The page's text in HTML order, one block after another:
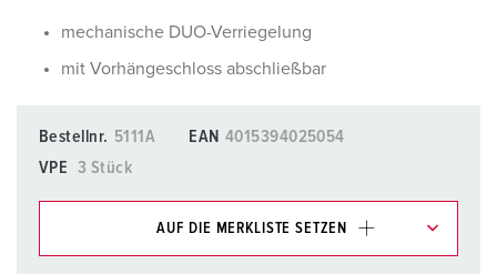
mechanische DUO-Verriegelung
mit Vorhängeschloss abschließbar
Bestellnr. 5111A EAN 4015394025054
VPE
3 Stück
AUF DIE MERKLISTE SETZEN